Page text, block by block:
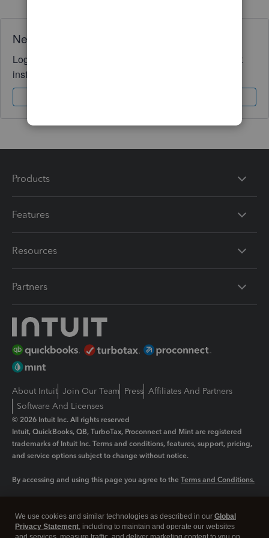
Need QuickBooks guidance?
Log in to access expert advice and community support
instantly.
Products
Features
Resources
Partners
About Intuit Join Our Team Press Affiliates And Partners
Software And Licenses
© 2026 Intuit Inc. All rights reserved
Intuit, QuickBooks, QB, TurboTax, Proconnect and Mint are registered
trademarks of Intuit Inc. Terms and conditions, features, support, pricing,
and service options subject to change without notice.
By accessing and using this page you agree to the Terms and Conditions.
Legal Privacy Security
We use cookies and similar technologies as described in our Global
Privacy Statement, including to maintain and operate our websites